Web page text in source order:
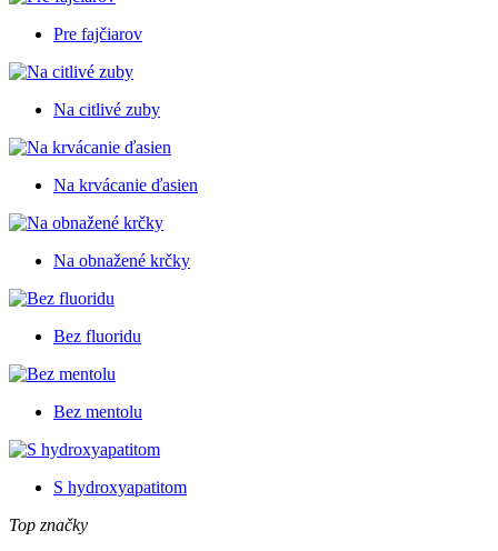
Pre fajčiarov
Na citlivé zuby
Na krvácanie ďasien
Na obnažené krčky
Bez fluoridu
Bez mentolu
S hydroxyapatitom
Top značky